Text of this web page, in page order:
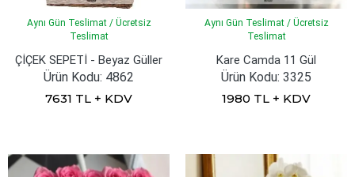
Aynı Gün Teslimat / Ücretsiz
Teslimat
ÇİÇEK SEPETİ - Beyaz Güller
Ürün Kodu: 4862
7631 TL + KDV
Aynı Gün Teslimat / Ücretsiz
Teslimat
Kare Camda 11 Gül
Ürün Kodu: 3325
1980 TL + KDV